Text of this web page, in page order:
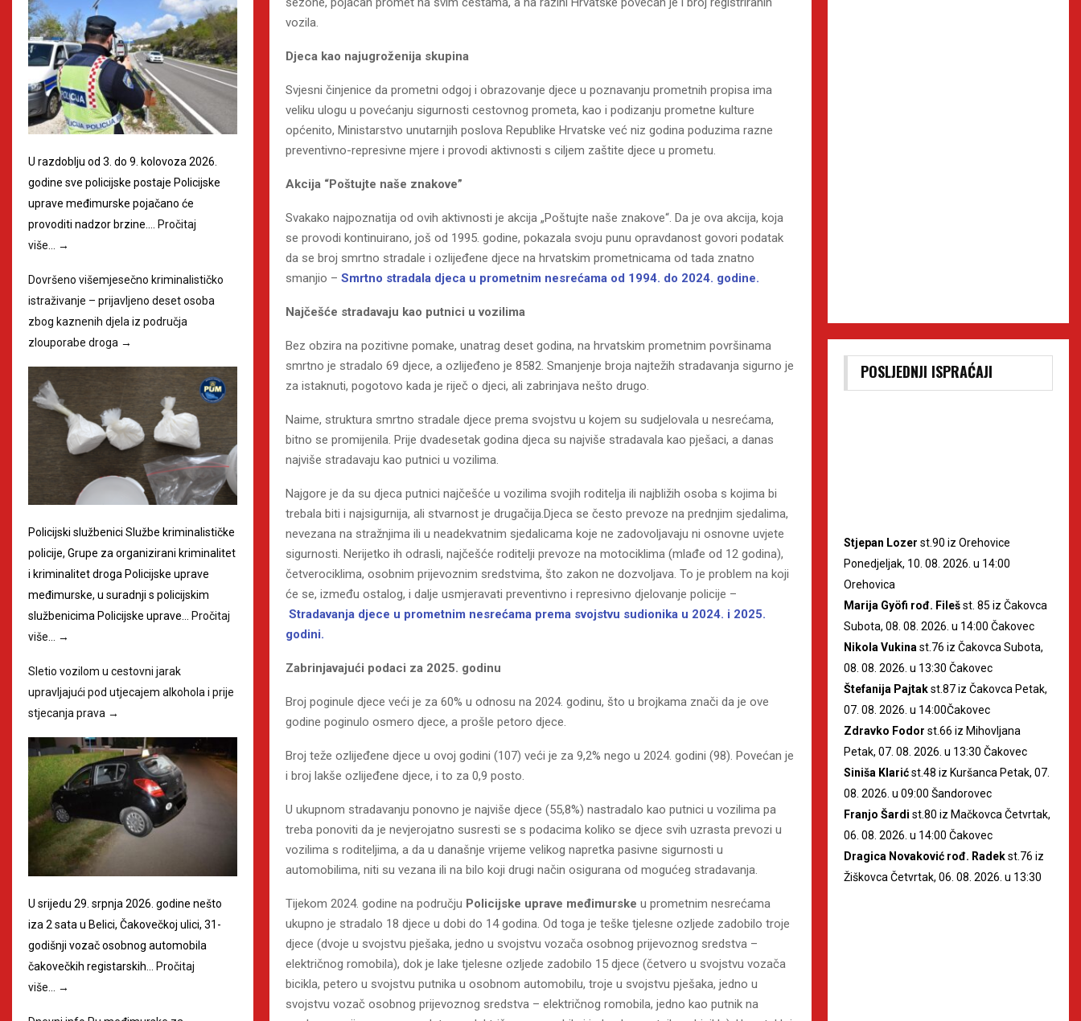
vozila.
Djeca kao najugroženija skupina
Svjesni činjenice da prometni odgoj i obrazovanje djece u poznavanju prometnih propisa ima
veliku ulogu u povećanju sigurnosti cestovnog prometa, kao i podizanju prometne kulture
općenito, Ministarstvo unutarnjih poslova Republike Hrvatske već niz godina poduzima razne
preventivno-represivne mjere i provodi aktivnosti s ciljem zaštite djece u prometu.
Akcija “Poštujte naše znakove”
Svakako najpoznatija od ovih aktivnosti je akcija „Poštujte naše znakove“. Da je ova akcija, koja
se provodi kontinuirano, još od 1995. godine, pokazala svoju punu opravdanost govori podatak
da se broj smrtno stradale i ozlijeđene djece na hrvatskim prometnicama od tada znatno
smanjio – Smrtno stradala djeca u prometnim nesrećama od 1994. do 2024. godine.
Najčešće stradavaju kao putnici u vozilima
Bez obzira na pozitivne pomake, unatrag deset godina, na hrvatskim prometnim površinama
smrtno je stradalo 69 djece, a ozlijeđeno je 8582. Smanjenje broja najtežih stradavanja sigurno je
za istaknuti, pogotovo kada je riječ o djeci, ali zabrinjava nešto drugo.
Naime, struktura smrtno stradale djece prema svojstvu u kojem su sudjelovala u nesrećama,
bitno se promijenila. Prije dvadesetak godina djeca su najviše stradavala kao pješaci, a danas
najviše stradavaju kao putnici u vozilima.
Najgore je da su djeca putnici najčešće u vozilima svojih roditelja ili najbližih osoba s kojima bi
trebala biti i najsigurnija, ali stvarnost je drugačija.Djeca se često prevoze na prednjim sjedalima,
nevezana na stražnjima ili u neadekvatnim sjedalicama koje ne zadovoljavaju ni osnovne uvjete
sigurnosti. Nerijetko ih odrasli, najčešće roditelji prevoze na motociklima (mlađe od 12 godina),
četverociklima, osobnim prijevoznim sredstvima, što zakon ne dozvoljava. To je problem na koji
će se, između ostalog, i dalje usmjeravati preventivno i represivno djelovanje policije –
Stradavanja djece u prometnim nesrećama prema svojstvu sudionika u 2024. i 2025.
godini.
Zabrinjavajući podaci za 2025. godinu
Broj poginule djece veći je za 60% u odnosu na 2024. godinu, što u brojkama znači da je ove
godine poginulo osmero djece, a prošle petoro djece.
Broj teže ozlijeđene djece u ovoj godini (107) veći je za 9,2% nego u 2024. godini (98). Povećan je
i broj lakše ozlijeđene djece, i to za 0,9 posto.
U ukupnom stradavanju ponovno je najviše djece (55,8%) nastradalo kao putnici u vozilima pa
treba ponoviti da je nevjerojatno susresti se s podacima koliko se djece svih uzrasta prevozi u
vozilima s roditeljima, a da u današnje vrijeme velikog napretka pasivne sigurnosti u
automobilima, niti su vezana ili na bilo koji drugi način osigurana od mogućeg stradavanja.
Tijekom 2024. godine na području Policijske uprave međimurske u prometnim nesrećama
ukupno je stradalo 18 djece u dobi do 14 godina. Od toga je teške tjelesne ozljede zadobilo troje
djece (dvoje u svojstvu pješaka, jedno u svojstvu vozača osobnog prijevoznog sredstva –
električnog romobila), dok je lake tjelesne ozljede zadobilo 15 djece (četvero u svojstvu vozača
bicikla, petero u svojstvu putnika u osobnom automobilu, troje u svojstvu pješaka, jedno u
svojstvu vozač osobnog prijevoznog sredstva – električnog romobila, jedno kao putnik na
U razdoblju od 3. do 9. kolovoza 2026.
godine sve policijske postaje Policijske
uprave međimurske pojačano će
provoditi nadzor brzine.… Pročitaj
više…
→
Dovršeno višemjesečno kriminalističko
istraživanje – prijavljeno deset osoba
zbog kaznenih djela iz područja
zlouporabe droga →
Policijski službenici Službe kriminalističke
policije, Grupe za organizirani kriminalitet
i kriminalitet droga Policijske uprave
međimurske, u suradnji s policijskim
službenicima Policijske uprave… Pročitaj
više… →
Sletio vozilom u cestovni jarak
upravljajući pod utjecajem alkohola i prije
stjecanja prava →
U srijedu 29. srpnja 2026. godine nešto
iza 2 sata u Belici, Čakovečkoj ulici, 31-
godišnji vozač osobnog automobila
čakovečkih registarskih…
Pročitaj
više…
→
POSLJEDNJI ISPRAĆAJI
Stjepan Lozer st.90 iz Orehovice
Ponedjeljak, 10. 08. 2026. u 14:00
Orehovica
Marija Gyöfi rođ. Filešst. 85 iz Čakovca
Subota, 08. 08. 2026. u 14:00 Čakovec
Nikola Vukina st.76 iz Čakovca Subota,
08. 08. 2026. u 13:30 Čakovec
Štefanija Pajtakst.87 iz Čakovca Petak,
07. 08. 2026. u 14:00Čakovec
Zdravko Fodor st.66 iz Mihovljana
Petak, 07. 08. 2026. u 13:30 Čakovec
Siniša Klarićst.48 iz Kuršanca Petak, 07.
08. 2026. u 09:00 Šandorovec
Franjo Šardi st.80 iz Mačkovca Četvrtak,
06. 08. 2026. u 14:00 Čakovec
Dragica Novaković rođ. Radekst.76 iz
Žiškovca Četvrtak, 06. 08. 2026. u 13:30